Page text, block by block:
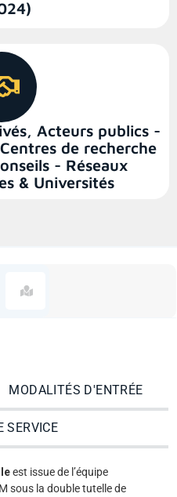
, Acteurs publics -
Centres de recherche
- Réseaux
& Universités
MODALITÉS D'ENTRÉE
SERVICE
est issue de l’équipe
sous la double tutelle de